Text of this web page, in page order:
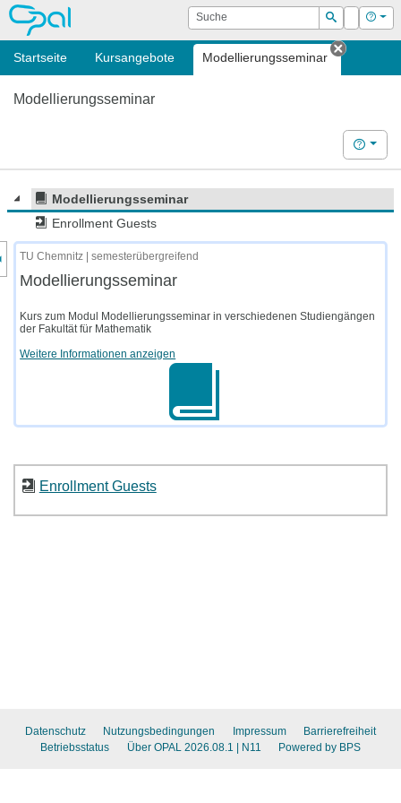
OPAL Suche
Suchen
Login Hilfe
Startseite Kursangebote Modellierungsseminar
Tab
Modellierungsseminar
Hilfe
Modellierungsseminar
Enrollment Guests
des Kursmenüs
TU Chemnitz | semesterübergreifend
Modellierungsseminar
Kurs zum Modul Modellierungsseminar in verschiedenen Studiengängen
der Fakultät für Mathematik
Weitere Informationen anzeigen
Enrollment Guests
Datenschutz Nutzungsbedingungen Impressum
Barrierefreiheit
Betriebsstatus
Über OPAL 2026.08.1 | N11 Powered by BPS